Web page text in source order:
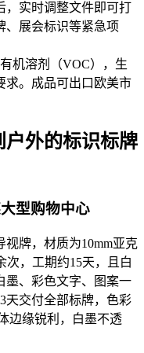
，实时调整文件即可打
、展会标识等紧急项
机溶剂（VOC），生
求。成品可出口欧美市
外的标识标牌
型购物中心
牌，材质为10mm亚克
次，工期约15天，且白
墨、彩色文字、图案一
天交付全部标牌，色彩
边缘锐利，白墨不透